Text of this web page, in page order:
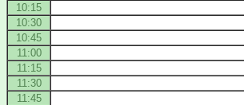
10:15
10:30
10:45
11:00
11:15
11:30
11:45